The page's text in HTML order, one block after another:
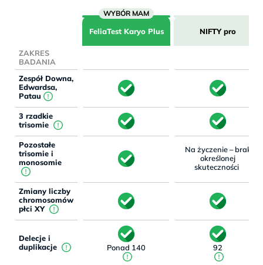
FeliaTestKaryo Plus NIFTY pro
ZAKRES
BADANIA
Zespół Downa,
Edwardsa,
Patau
3 rzadkie
trisomie
Pozostałe
trisomie i
monosomie
Na życzenie – brak
określonej
skuteczności
Zmiany liczby
chromosomów
płci XY
Delecje i
duplikacje
Ponad 140 92